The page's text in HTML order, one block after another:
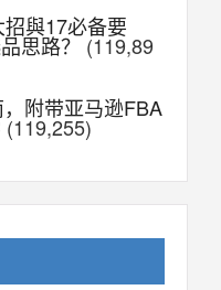
與17必备要
思路？ (119,89
附带亚马逊FBA
(119,255)